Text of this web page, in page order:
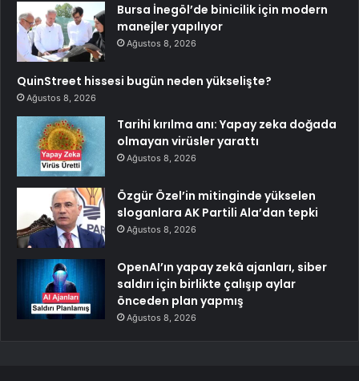
Bursa İnegöl’de binicilik için modern
manejler yapılıyor
Ağustos 8, 2026
QuinStreet hissesi bugün neden yükselişte?
Ağustos 8, 2026
Tarihi kırılma anı: Yapay zeka doğada
olmayan virüsler yarattı
Ağustos 8, 2026
Özgür Özel’in mitinginde yükselen
sloganlara AK Partili Ala’dan tepki
Ağustos 8, 2026
OpenAI’ın yapay zekâ ajanları, siber
saldırı için birlikte çalışıp aylar
önceden plan yapmış
Ağustos 8, 2026